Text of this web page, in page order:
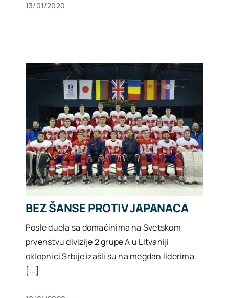
13/01/2020
BEZ ŠANSE PROTIV JAPANACA
Posle duela sa domaćinima na Svetskom
prvenstvu divizije 2 grupe A u Litvaniji
oklopnici Srbije izašli su na megdan liderima
[...]